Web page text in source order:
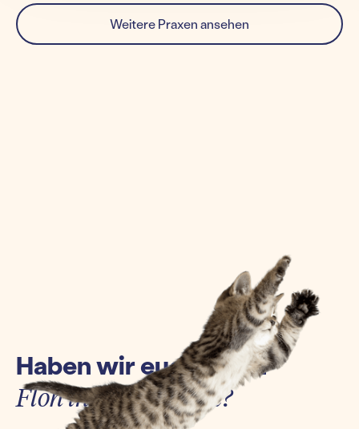
Weitere Praxen ansehen
Haben wir euch einen
Floh ins Ohr gesetzt?